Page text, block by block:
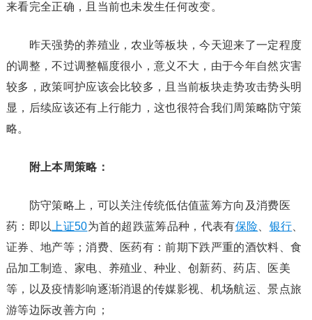
来看完全正确，且当前也未发生任何改变。
昨天强势的养殖业，农业等板块，今天迎来了一定程度
的调整，不过调整幅度很小，意义不大，由于今年自然灾害
较多，政策呵护应该会比较多，且当前板块走势攻击势头明
显，后续应该还有上行能力，这也很符合我们周策略防守策
略。
附上本周策略：
防守策略上，可以关注传统低估值蓝筹方向及消费医
药：即以 上证50为首的超跌蓝筹品种，代表有保险 银行
证券、地产等；消费、医药有：前期下跌严重的酒饮料、食
品加工制造、家电、养殖业、种业、创新药、药店、医美
等，以及疫情影响逐渐消退的传媒影视、机场航运、景点旅
游等边际改善方向；